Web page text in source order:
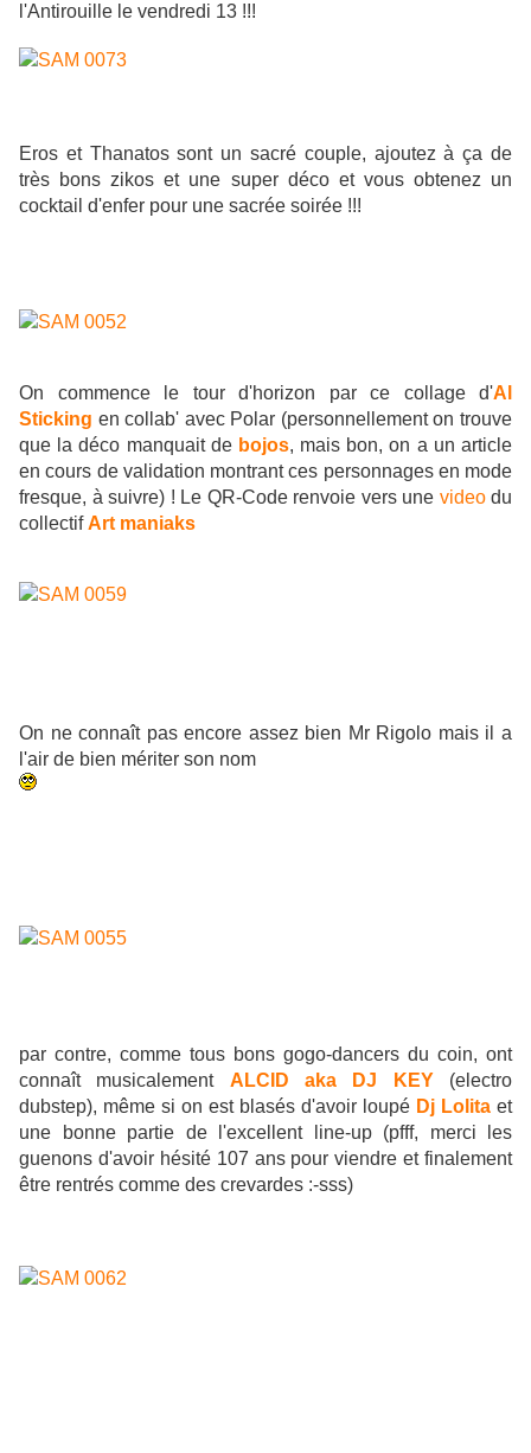
l'Antirouille le vendredi 13 !!!
Eros et Thanatos sont un sacré couple, ajoutez à ça de
très bons zikos et une super déco et vous obtenez un
cocktail d'enfer pour une sacrée soirée !!!
On commence le tour d'horizon par ce collage d'Al
Sticking en collab' avec Polar (personnellement on trouve
que la déco manquait de bojos, mais bon, on a un article
en cours de validation montrant ces personnages en mode
fresque, à suivre) ! Le QR-Code renvoie vers une videodu
collectifArt maniaks
On ne connaît pas encore assez bien Mr Rigolo mais il a
l'air de bien mériter son nom
par contre, comme tous bons gogo-dancers du coin, ont
connaît musicalement
ALCID aka DJ KEY(electro
dubstep), même si on est blasés d'avoir loupé Dj Lolita et
une bonne partie de l'excellent line-up (pfff, merci les
guenons d'avoir hésité 107 ans pour viendre et finalement
être rentrés comme des crevardes :-sss)